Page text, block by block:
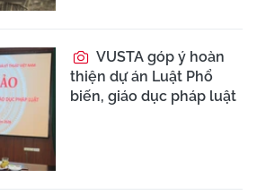
VUSTA góp ý hoàn
thiện dự án Luật Phổ
biến, giáo dục pháp luật